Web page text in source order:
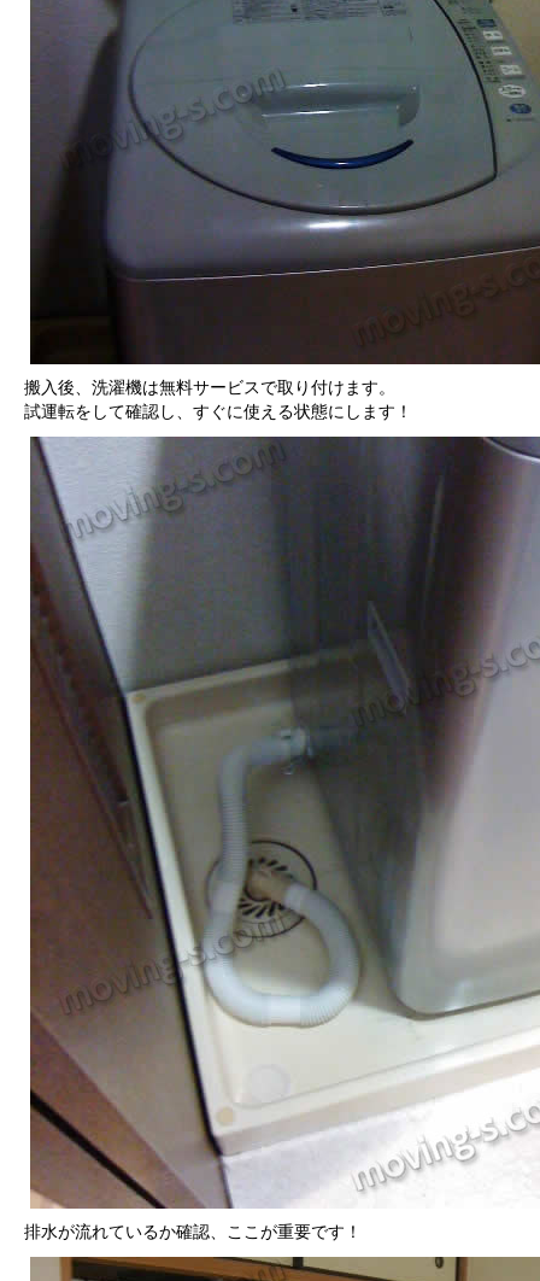
搬入後、洗濯機は無料サービスで取り付けます。
試運転をして確認し、すぐに使える状態にします！
排水が流れているか確認、ここが重要です！